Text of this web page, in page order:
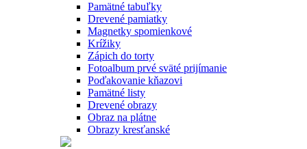
Pamätné tabuľky
Drevené pamiatky
Magnetky spomienkové
Krížiky
Zápich do torty
Fotoalbum prvé sväté prijímanie
Poďakovanie kňazovi
Pamätné listy
Drevené obrazy
Obraz na plátne
Obrazy kresťanské